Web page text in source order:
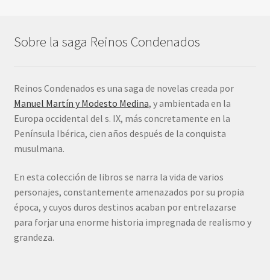
Sobre la saga Reinos Condenados
Reinos Condenados es una saga de novelas creada por
Manuel Martín y Modesto Medina, y ambientada en la
Europa occidental del s. IX, más concretamente en la
Península Ibérica, cien años después de la conquista
musulmana.
En esta colección de libros se narra la vida de varios
personajes, constantemente amenazados por su propia
época, y cuyos duros destinos acaban por entrelazarse
para forjar una enorme historia impregnada de realismo y
grandeza.